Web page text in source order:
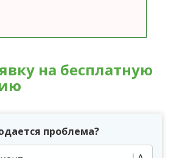
на бесплатную
проблема?